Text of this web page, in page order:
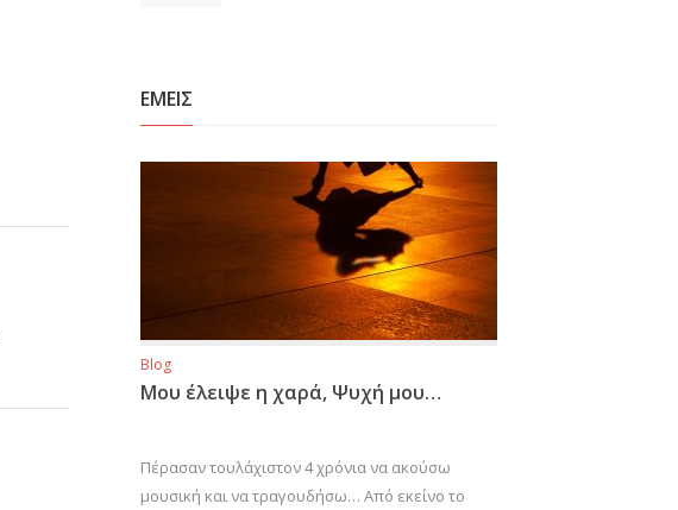
ΕΜΕΙΣ
Blog
Μου έλειψε η χαρά, Ψυχή μου…
Πέρασαν τουλάχιστον 4 χρόνια να ακούσω
μουσική και να τραγουδήσω… Από εκείνο το